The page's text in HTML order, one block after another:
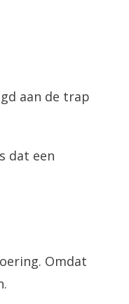
aan de trap
dat een
Omdat